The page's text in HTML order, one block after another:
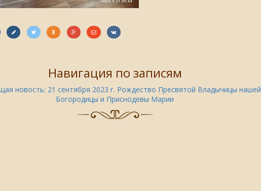
Навигация по записям
новость: 21 сентября 2023 г. Рождество Пресвятой Владычицы нашей
Богородицы и Приснодевы Марии